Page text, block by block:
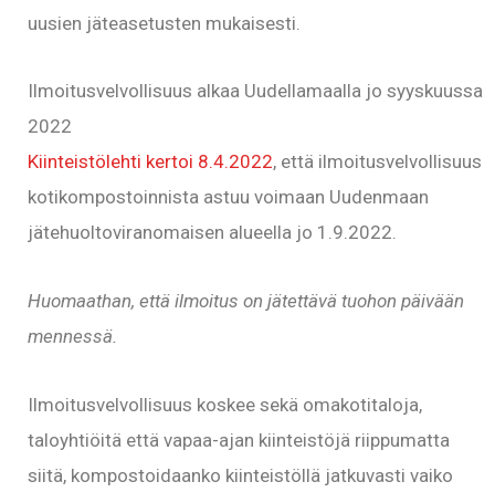
uusien jäteasetusten mukaisesti.
Ilmoitusvelvollisuus alkaa Uudellamaalla jo syyskuussa
2022
Kiinteistölehti kertoi 8.4.2022, että ilmoitusvelvollisuus
kotikompostoinnista astuu voimaan Uudenmaan
jätehuoltoviranomaisen alueella jo 1.9.2022.
Huomaathan, että ilmoitus on jätettävä tuohon päivään
mennessä.
Ilmoitusvelvollisuus koskee sekä omakotitaloja,
taloyhtiöitä että vapaa-ajan kiinteistöjä riippumatta
siitä, kompostoidaanko kiinteistöllä jatkuvasti vaiko